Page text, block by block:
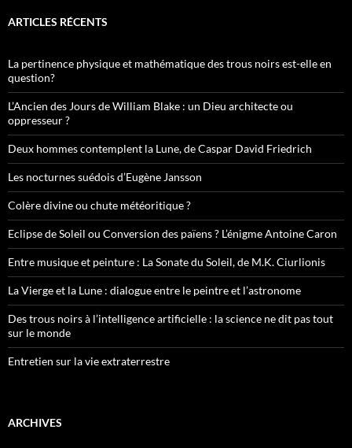
ARTICLES RÉCENTS
La pertinence physique et mathématique des trous noirs est-elle en
question?
L’Ancien des Jours de William Blake : un Dieu architecte ou
oppresseur ?
Deux hommes contemplent la Lune, de Caspar David Friedrich
Les nocturnes suédois d’Eugène Jansson
Colère divine ou chute météoritique ?
Eclipse de Soleil ou Conversion des païens ? L’énigme Antoine Caron
Entre musique et peinture : La Sonate du Soleil, de M.K. Ciurlionis
La Vierge et la Lune : dialogue entre le peintre et l’astronome
Des trous noirs à l’intelligence artificielle : la science ne dit pas tout
sur le monde
Entretien sur la vie extraterrestre
ARCHIVES